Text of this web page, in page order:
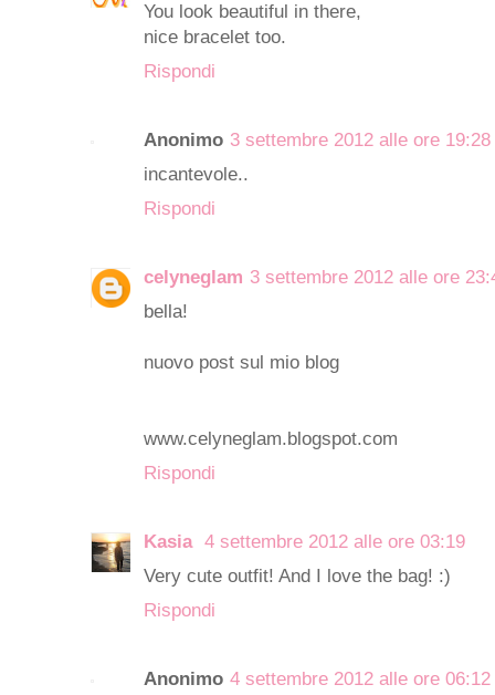
You look beautiful in there,
nice bracelet too.
Rispondi
Anonimo 3 settembre 2012 alle ore 19:28
incantevole..
Rispondi
celyneglam 3 settembre 2012 alle ore
bella!
nuovo post sul mio blog
www.celyneglam.blogspot.com
Rispondi
Kasia 4 settembre 2012 alle ore 03:19
Very cute outfit! And I love the bag! :)
Rispondi
Anonimo 4 settembre 2012 alle ore 06:12